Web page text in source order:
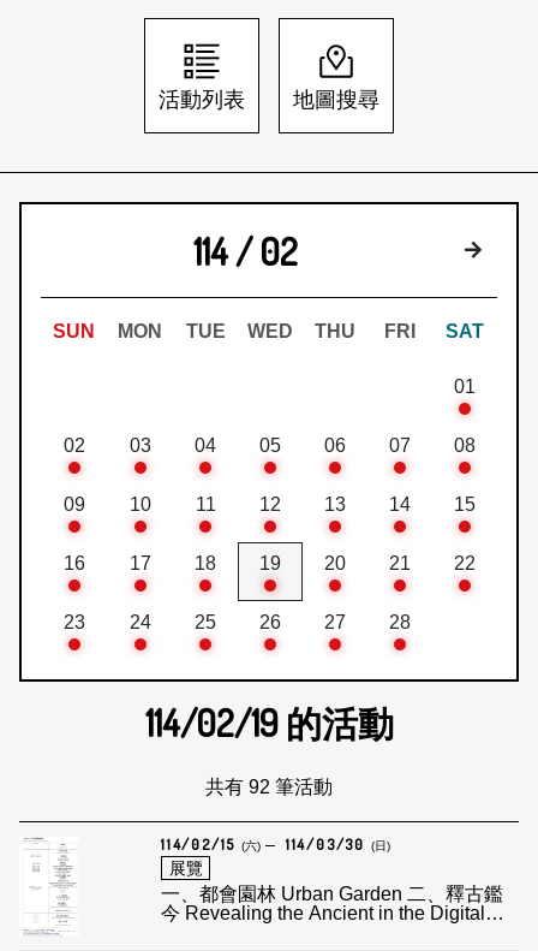
日本語 登入/註冊
活動列表 地圖搜尋
114 / 02 下個月
SUN MON TUE WED THU FRI SAT
01
02 03 04 05 06 07 08
09 10 11 12 13 14 15
16 17 18 19 20 21 22
23 24 25 26 27 28
114/02/19 的活動
共有 92 筆活動
114/02/15 (六) 114/03/30 (日)
展覽
一、都會園林 Urban Garden 二、釋古鑑
今 Revealing the Ancient in the Digital